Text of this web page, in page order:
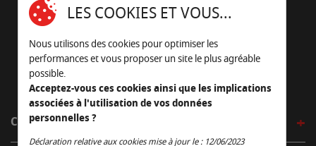
05 45 22 98 09
Nous envoyer un e-mail
CÔTÉ OUTDOOR
LES COOKIES ET VOUS...
Nous utilisons des cookies pour optimiser les
performances et vous proposer un site le plus agréable
possible.
Acceptez-vous ces cookies ainsi que les implications
associées à l'utilisation de vos données
personnelles ?
Déclaration relative aux cookies mise à jour le : 12/06/2023
Continuer sans accepter